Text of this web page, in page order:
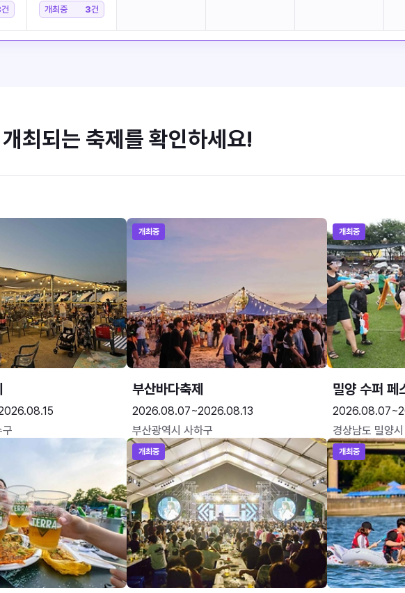
건 개최중 3건
개최되는 축제를 확인하세요!
개최중
부산바다축제
2026.08.07~2026.08.13
부산광역시 사하구
개최중
밀양 수퍼 페
경상남도 밀양시
개최중 개최중